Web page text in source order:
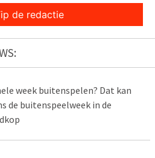
de redactie
week buitenspelen? Dat kan
de buitenspeelweek in de